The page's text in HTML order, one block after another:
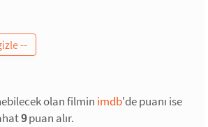
olan filmin imdb'de puanı ise
9puan alır.